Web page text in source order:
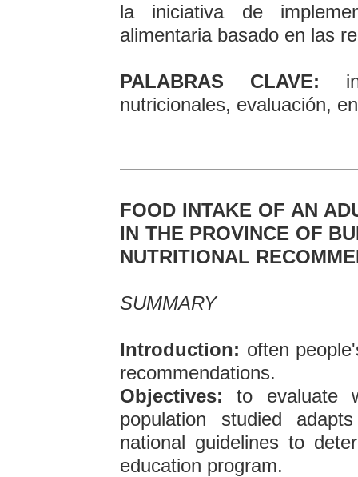
la iniciativa de
alimentaria basado en las
PALABRAS CLAVE:
nutricionales, evaluación,
FOOD INTAKE OF AN
IN THE PROVINCE OF
NUTRITIONAL
SUMMARY
Introduction: often
recommendations.
Objectives: to evaluate
population studied
national guidelines to
education program.